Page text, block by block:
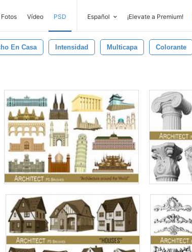
Fotos Vídeo PSD Español ¡Elevate a Premium!
En Casa Intensidad Multicapa Colorante